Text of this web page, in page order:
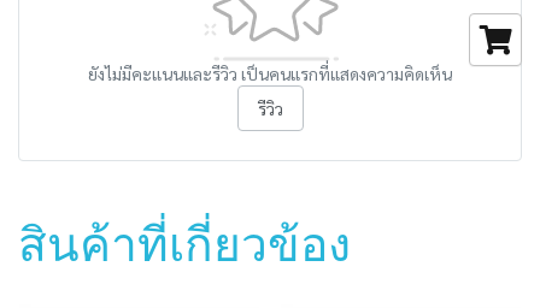
ยังไม่มีคะแนนและรีวิว เป็นคนแรกที่แสดงความคิดเห็น
รีวิว
สินค้าที่เกี่ยวข้อง